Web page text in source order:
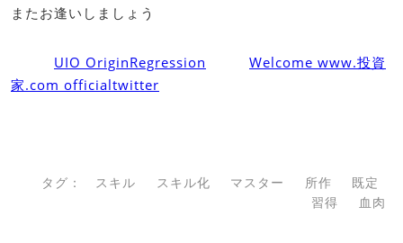
またお逢いしましょう
UIO OriginRegression
Welcome www.投資
家.com officialtwitter
タグ： スキル スキル化 マスター 所作
既定
習得
血肉